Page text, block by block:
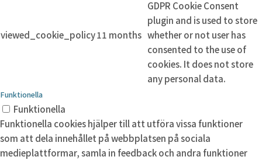
viewed_cookie_policy11 months
GDPR Cookie Consent
plugin and is used to store
whether or not user has
consented to the use of
cookies. It does not store
any personal data.
Funktionella
Funktionella
Funktionella cookies hjälper till att utföra vissa funktioner
som att dela innehållet på webbplatsen på sociala
medieplattformar, samla in feedback och andra funktioner